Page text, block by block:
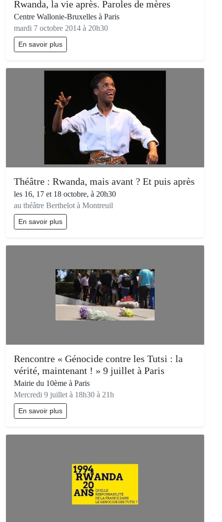
Rwanda, la vie après. Paroles de mères
Centre Wallonie-Bruxelles à Paris
mardi 7 octobre 2014 à 20h30
En savoir plus
Théâtre : Rwanda, mais avant ? Et puis après
les 16, 17 et 18 octobre, à 20h30
au théâtre Berthelot à Montreuil
En savoir plus
Rencontre « Génocide contre les Tutsi : la
vérité, maintenant ! » 9 juillet à Paris
Mairie du 10ème à Paris
Mercredi 9 juillet à 18h30 à 21h
En savoir plus